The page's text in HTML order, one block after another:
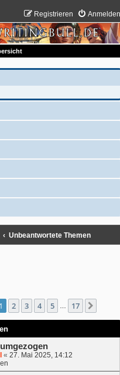
Registrieren
Unbeantwortete Themen
1von 17
1 2 3 4 5 17
« 27. Mai 2025, 14:12